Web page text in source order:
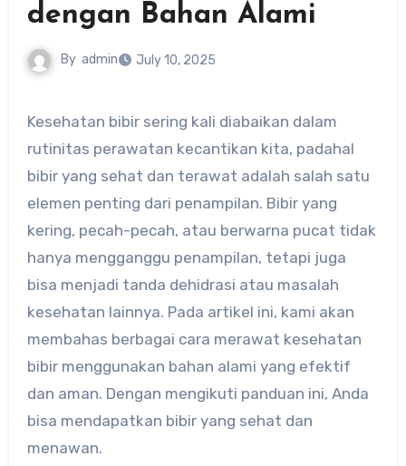
dengan Bahan Alami
By admin July 10, 2025
Kesehatan bibir sering kali diabaikan dalam
rutinitas perawatan kecantikan kita, padahal
bibir yang sehat dan terawat adalah salah satu
elemen penting dari penampilan. Bibir yang
kering, pecah-pecah, atau berwarna pucat tidak
hanya mengganggu penampilan, tetapi juga
bisa menjadi tanda dehidrasi atau masalah
kesehatan lainnya. Pada artikel ini, kami akan
membahas berbagai cara merawat kesehatan
bibir menggunakan bahan alami yang efektif
dan aman. Dengan mengikuti panduan ini, Anda
bisa mendapatkan bibir yang sehat dan
menawan.